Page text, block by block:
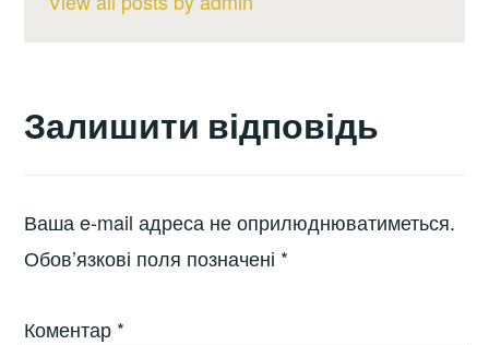
Залишити відповідь
Ваша e-mail адреса не оприлюднюватиметься.
Обов’язкові поля позначені *
Коментар *